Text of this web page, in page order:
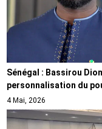
Sénégal : Bassirou
personnalisation du
4 Mai, 2026